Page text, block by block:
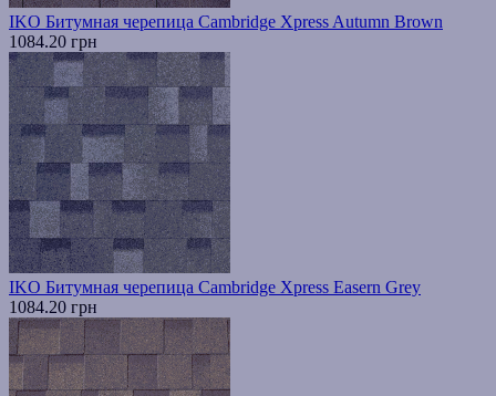
IKO Битумная черепица Cambridge Xpress Autumn Brown
1084.20 грн
IKO Битумная черепица Cambridge Xpress Easern Grey
1084.20 грн